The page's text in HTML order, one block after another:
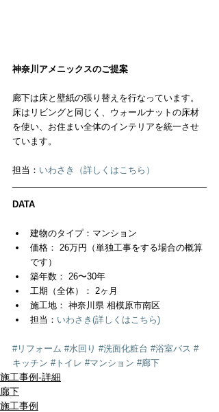
神奈川アメニックスのご提案
廊下は床と壁紙の張り替えを行なっています。
床はリビングと同じく、ウォールナットの床材
を使い、お住まい全体のインテリアを統一させ
ています。
担当： いわさき（詳しくはこちら）
DATA
建物のタイプ：マンション
価格： 26万円（単独工事をする場合の概算
です）
築年数： 26〜30年
工期（全体）： 2ヶ月
施工地： 神奈川県 相模原市南区
担当： いわさき(詳しくはこちら)
#リフォーム #水回り #洗面化粧台 #浴室バス #
キッチン #トイレ #マンション #廊下
施工事例-詳細
廊下
施工事例